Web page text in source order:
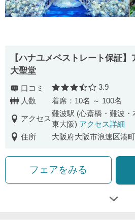
【ハナユメベストレート保証
大聖堂
口コミ 口コミ評価
3.9
人数
着席：10名 ～ 100名
アクセス
難波駅 (心斎橋・難波・
東大阪) アクセス詳細
住所
大阪府大阪市浪速区湊
フェアをみる